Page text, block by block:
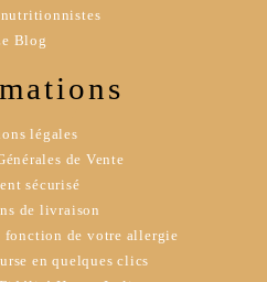
Blog
légales
de Vente
sécurisé
de livraison
fonction de votre allergie
en quelques clics